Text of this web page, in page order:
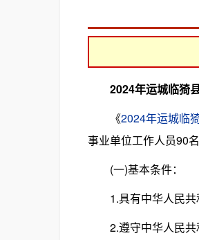
2024年运城临猗
《2024年运城临
事业单位工作人员90
(一)基本条件：
1.具有中华人民共
2.遵守中华人民共